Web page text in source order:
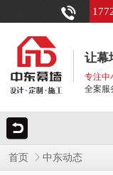
让幕
专注中
全案服
首页 中东动态